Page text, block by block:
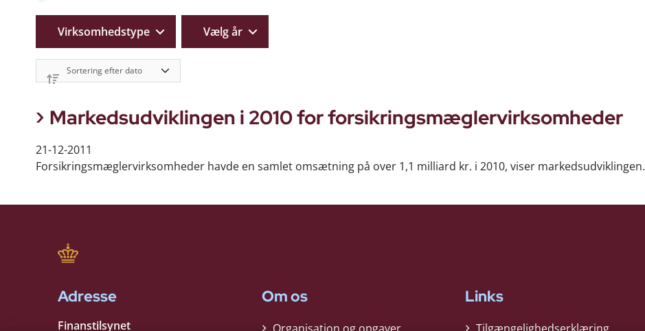
Virksomhedstype Vælg år
Markedsudviklingen i 2010 for forsikringsmæglervirksomheder
21-12-2011
Forsikringsmæglervirksomheder havde en samlet omsætning på over 1,1 milliard kr. i 2010, viser markedsudviklingen.
Adresse
Finanstilsynet
Om os Links